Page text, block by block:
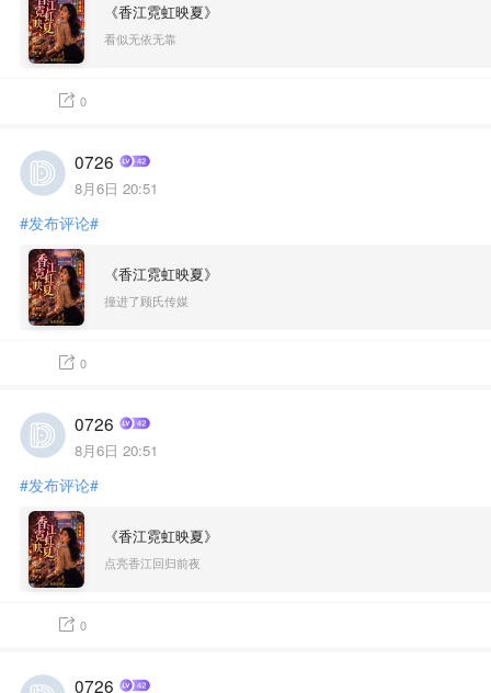
《香江霓虹映夏》
看似无依无靠
0
0726
8月6日 20:51
#发布评论#
《香江霓虹映夏》
撞进了顾氏传媒
0
0726
8月6日 20:51
#发布评论#
《香江霓虹映夏》
点亮香江回归前夜
0
0726